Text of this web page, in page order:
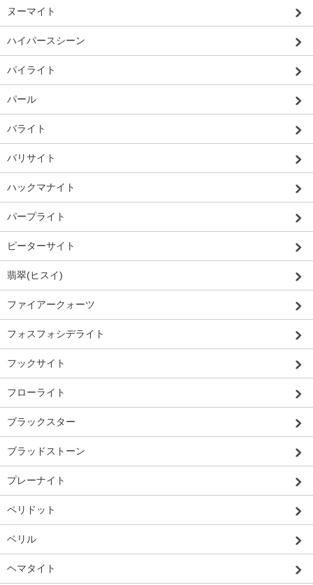
ヌーマイト
ハイパースシーン
パイライト
パール
バライト
バリサイト
ハックマナイト
パープライト
ピーターサイト
翡翠(ヒスイ)
ファイアークォーツ
フォスフォシデライト
フックサイト
フローライト
ブラックスター
ブラッドストーン
プレーナイト
ペリドット
ベリル
ヘマタイト